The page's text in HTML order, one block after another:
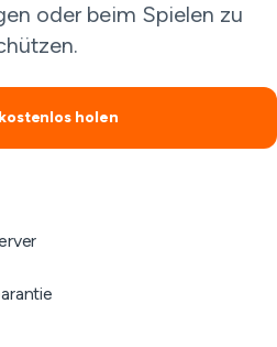
oder beim Spielen zu
holen